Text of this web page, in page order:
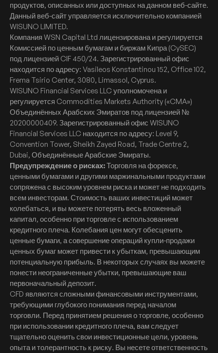
продуктов, описанных или доступных на данном веб-сайте.
Данный веб-сайт управляется исключительно компанией
WISUNO LIMITED.
Компания WSN Capital Ltd лицензирована и регулируется
Комиссией по ценным бумагам и биржам Кипра (CySEC)
под лицензией CIF 450/24. Зарегистрированный офис
находится по адресу: Vasileos Konstantinou 152, Office 102,
Frema Tsirio Center, 3080, Limassol, Cyprus.
WISUNO Financial Services LLC уполномочена и
регулируется Commodities Markets Authority («CMA»)
Объединённых Арабских Эмиратов под лицензией №
20200000409. Зарегистрированный офис WISUNO
Financial Services LLC находится по адресу: Level 9,
Convention Tower, Sheikh Zayed Road, Trade Centre 2,
Dubai, Объединённые Арабские Эмираты.
Предупреждение о рисках:Торговля на форексе,
ценными бумагами и другими маржинальными продуктами
сопряжена с высоким уровнем риска и может не подходить
всем инвесторам. Стоимость ваших инвестиций может
колебаться, и вы можете потерять весь вложенный
капитал, особенно при торговле с использованием
кредитного плеча. Колебания цен могут обесценить
ценные бумаги, а совершение операций купли-продажи
ценных бумаг может привести к убыткам, превышающим
потенциальную прибыль. В некоторых случаях вы можете
понести неограниченные убытки, превышающие ваш
первоначальный депозит.
CFD являются сложными финансовыми инструментами,
требующими глубокого понимания перед началом
торговли. Перед принятием решения о торговле, особенно
при использовании кредитного плеча, вам следует
тщательно оценить свои инвестиционные цели, уровень
опыта и толерантность к риску. Вы несете ответственность